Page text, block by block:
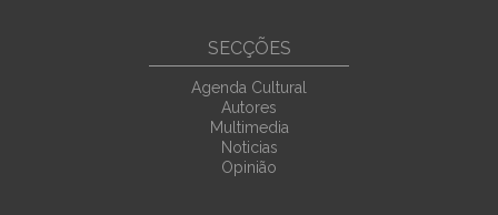
SECÇÕES
Agenda Cultural
Autores
Multimedia
Noticias
Opinião